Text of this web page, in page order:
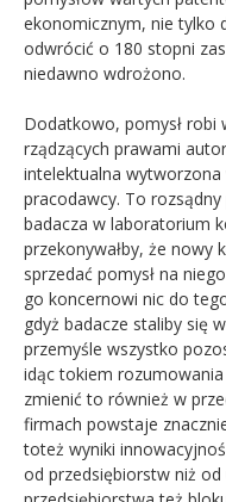
ekonomicznym, nie tylko
odwrócić o 180 stopni
niedawno wdrożono.
Dodatkowo, pomysł robi
rządzących prawami
intelektualna
pracodawcy. To
badacza w laboratorium
przekonywałby, że nowy
sprzedać pomysł na
go koncernowi nic do
gdyż badacze staliby się
przemyśle wszystko
idąc tokiem rozumowania
zmienić to również w
firmach powstaje
toteż wyniki
od przedsiębiorstw niż